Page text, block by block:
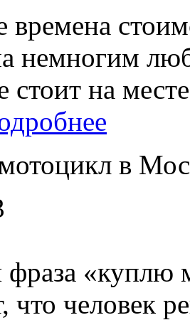
немногим
стоит на
в
фраза «куплю
что человек